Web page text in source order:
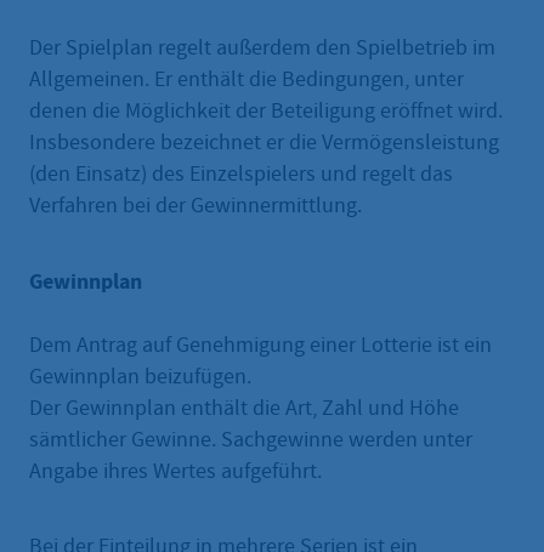
Der Spielplan regelt außerdem den Spielbetrieb im
Allgemeinen. Er enthält die Bedingungen, unter
denen die Möglichkeit der Beteiligung eröffnet wird.
Insbesondere bezeichnet er die Vermögensleistung
(den Einsatz) des Einzelspielers und regelt das
Verfahren bei der Gewinnermittlung.
Gewinnplan
Dem Antrag auf Genehmigung einer Lotterie ist ein
Gewinnplan beizufügen.
Der Gewinnplan enthält die Art, Zahl und Höhe
sämtlicher Gewinne. Sachgewinne werden unter
Angabe ihres Wertes aufgeführt.